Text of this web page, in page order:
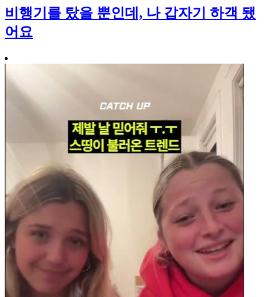
비행기를 탔을 뿐인데, 나 갑자기 하객 됐
어요